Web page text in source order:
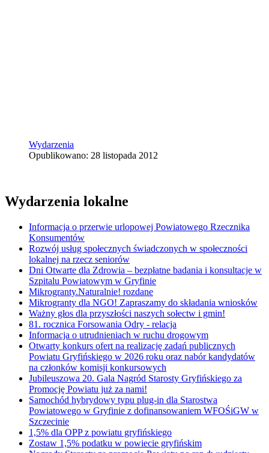
Wydarzenia
Opublikowano: 28 listopada 2012
Wydarzenia lokalne
Informacja o przerwie urlopowej Powiatowego Rzecznika
Konsumentów
Rozwój usług społecznych świadczonych w społeczności
lokalnej na rzecz seniorów
Dni Otwarte dla Zdrowia – bezpłatne badania i konsultacje w
Szpitalu Powiatowym w Gryfinie
Mikrogranty.Naturalnie! rozdane
Mikrogranty dla NGO! Zapraszamy do składania wniosków
Ważny głos dla przyszłości naszych sołectw i gmin!
81. rocznica Forsowania Odry - relacja
Informacja o utrudnieniach w ruchu drogowym
Otwarty konkurs ofert na realizację zadań publicznych
Powiatu Gryfińskiego w 2026 roku oraz nabór kandydatów
na członków komisji konkursowych
Jubileuszowa 20. Gala Nagród Starosty Gryfińskiego za
Promocję Powiatu już za nami!
Samochód hybrydowy typu plug-in dla Starostwa
Powiatowego w Gryfinie z dofinansowaniem WFOŚiGW w
Szczecinie
1,5% dla OPP z powiatu gryfińskiego
Zostaw 1,5% podatku w powiecie gryfińskim